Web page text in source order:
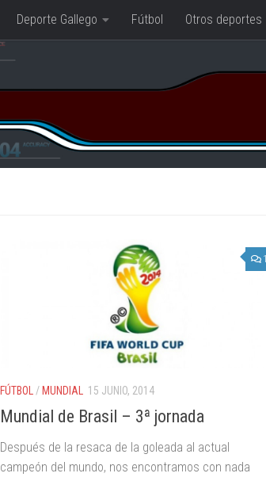
Deporte Gallego Fútbol Otros deportes
1
FÚTBOL/ MUNDIAL 15 JUNIO, 2014
Mundial de Brasil – 3ª jornada
Después de la resaca de la goleada al actual
campeón del mundo, nos encontramos con nada